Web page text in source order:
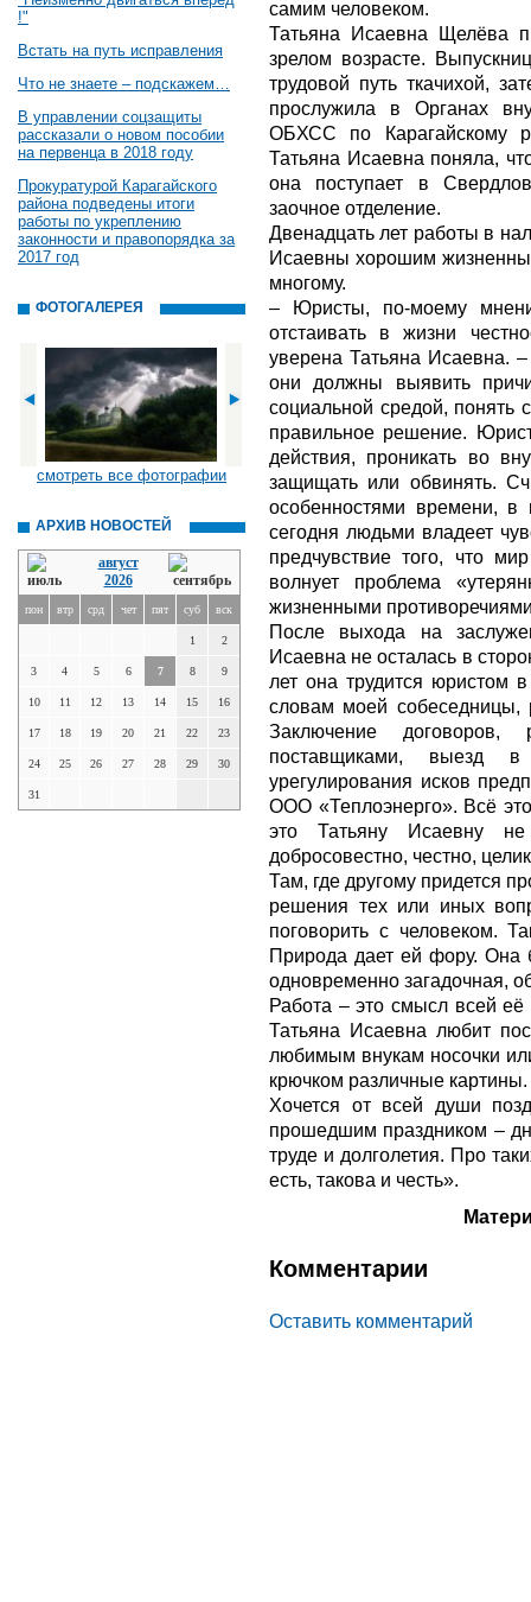
!"
Встать на путь исправления
Что не знаете – подскажем…
В управлении соцзащиты
рассказали о новом пособии
на первенца в 2018 году
Прокуратурой Карагайского
района подведены итоги
работы по укреплению
законности и правопорядка за
2017 год
ФОТОГАЛЕРЕЯ
смотреть все фотографии
АРХИВ НОВОСТЕЙ
август
2026
пон втр срд чет пят суб вск
1 2
3 4 5 6 7 8 9
10 11 12 13 14 15 16
17 18 19 20 21 22 23
24 25 26 27 28 29 30
31
самим человеком.
Татьяна Исаевна Щелёва
зрелом возрасте.
трудовой путь ткачихой,
прослужила в Органах
ОБХСС по Карагайскому
Татьяна Исаевна поняла,
она поступает в
заочное отделение.
Двенадцать лет работы в
Исаевны хорошим
многому.
– Юристы, по-моему
отстаивать в жизни
уверена Татьяна Исаевна.
они должны выявить
социальной средой, понять
правильное решение.
действия, проникать во
защищать или обвинять.
особенностями времени,
сегодня людьми владеет
предчувствие того, что
волнует проблема
жизненными
После выхода на
Исаевна не осталась в
лет она трудится юристом
словам моей собеседницы,
Заключение договоров,
поставщиками, выезд
урегулирования исков
ООО «Теплоэнерго». Всё
это Татьяну Исаевну
добросовестно, честно,
Там, где другому придется
решения тех или иных
поговорить с человеком.
Природа дает ей фору. Она
одновременно загадочная,
Работа – это смысл всей
Татьяна Исаевна любит
любимым внукам носочки
крючком различные картины.
Хочется от всей души
прошедшим праздником –
труде и долголетия. Про
есть, такова и честь».
Комментарии
Оставить комментарий